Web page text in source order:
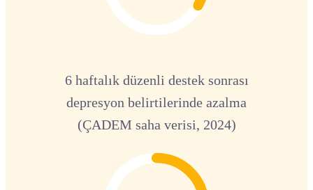
6 haftalık düzenli destek sonrası
depresyon belirtilerinde azalma
(ÇADEM saha verisi, 2024)